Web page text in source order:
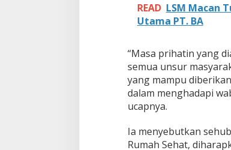
READ LSM Macan
Utama PT. BA
“Masa prihatin yang
semua unsur
yang mampu
dalam menghadapi
ucapnya.
Ia menyebutkan
Rumah Sehat,